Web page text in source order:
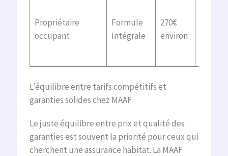
Propriétaire
occupant
Formule
Intégrale
270€
environ
L’équilibre entre tarifs compétitifs et
garanties solides chez MAAF
Le juste équilibre entre prix et qualité des
garanties est souvent la priorité pour ceux qui
cherchent une assurance habitat. La MAAF